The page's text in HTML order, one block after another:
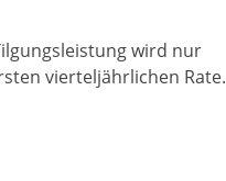
wird nur
vierteljährlichen Rate.